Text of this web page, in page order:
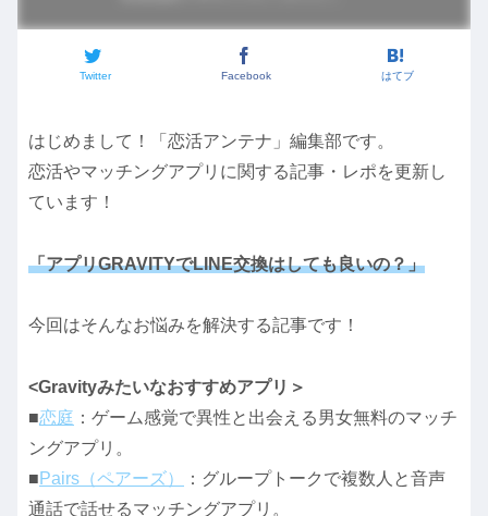
Twitter Facebook はてブ
はじめまして！「恋活アンテナ」編集部です。
恋活やマッチングアプリに関する記事・レポを更新し
ています！
「アプリGRAVITYでLINE交換はしても良いの？」
今回はそんなお悩みを解決する記事です！
<Gravityみたいなおすすめアプリ＞
■恋庭 ：ゲーム感覚で異性と出会える男女無料のマッチ
ングアプリ。
■ Pairs（ペアーズ）
：グループトークで複数人と音声
通話で話せるマッチングアプリ。